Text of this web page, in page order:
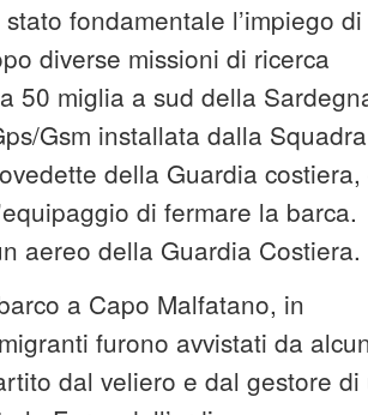
fondamentale l’impiego di
diverse missioni di ricerca
50 miglia a sud della
Gsm installata dalla Squadra
della Guardia costiera,
di fermare la barca.
aereo della Guardia Costiera.
a Capo Malfatano, in
furono avvistati da
dal veliero e dal gestore di